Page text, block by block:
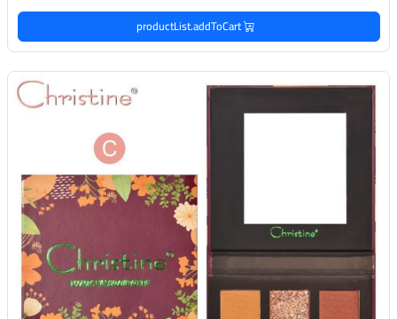
productList.addToCart